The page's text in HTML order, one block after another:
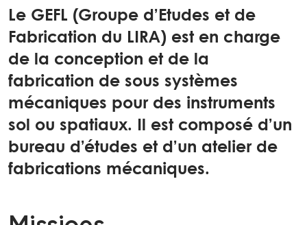
Le GEFL (Groupe d’Etudes et de
Fabrication du LIRA) est en charge
de la conception et de la
fabrication de sous systèmes
mécaniques pour des instruments
sol ou spatiaux. Il est composé d’un
bureau d’études et d’un atelier de
fabrications mécaniques.